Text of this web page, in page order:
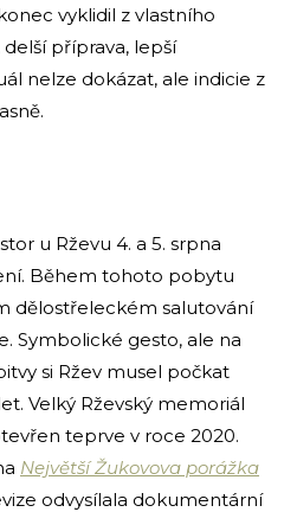
vyklidil z vlastního
příprava, lepší
nelze dokázat, ale indicie z
u Rževu 4. a 5. srpna
Během tohoto pobytu
dělostřeleckém salutování
Symbolické gesto, ale na
si Ržev musel počkat
Velký Rževský memoriál
teprve v roce 2020.
Největší Žukovova porážka
odvysílala dokumentární